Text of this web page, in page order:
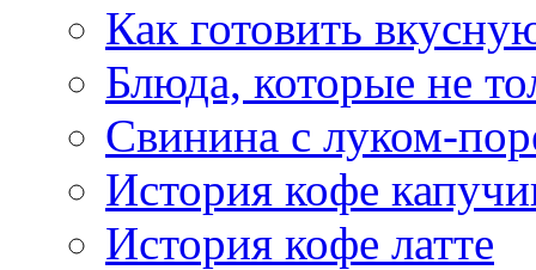
Как готовить
Блюда, которые не
Свинина с луком-
История кофе
История кофе латте